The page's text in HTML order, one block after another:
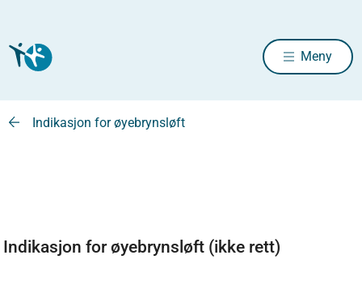
Meny
Indikasjon for øyebrynsløft
Indikasjon for øyebrynsløft (ikke rett)